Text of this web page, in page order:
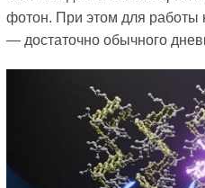
фотон. При этом для
— достаточно обычного